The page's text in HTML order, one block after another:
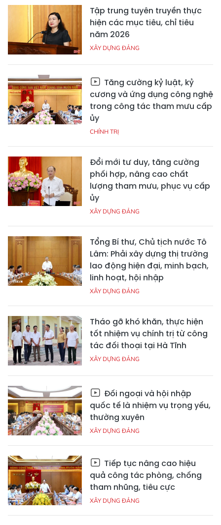
Tập trung tuyên truyền thực
hiện các mục tiêu, chỉ tiêu
năm 2026
XÂY DỰNG ĐẢNG
Tăng cường kỷ luật, kỷ
cương và ứng dụng công nghệ
trong công tác tham mưu cấp
ủy
CHÍNH TRỊ
Đổi mới tư duy, tăng cường
phối hợp, nâng cao chất
lượng tham mưu, phục vụ cấp
ủy
XÂY DỰNG ĐẢNG
Tổng Bí thư, Chủ tịch nước Tô
Lâm: Phải xây dựng thị trường
lao động hiện đại, minh bạch,
linh hoạt, hội nhập
XÂY DỰNG ĐẢNG
Tháo gỡ khó khăn, thực hiện
tốt nhiệm vụ chính trị từ công
tác đối thoại tại Hà Tĩnh
XÂY DỰNG ĐẢNG
Đối ngoại và hội nhập
quốc tế là nhiệm vụ trọng yếu,
thường xuyên
XÂY DỰNG ĐẢNG
Tiếp tục nâng cao hiệu
quả công tác phòng, chống
tham nhũng, tiêu cực
XÂY DỰNG ĐẢNG